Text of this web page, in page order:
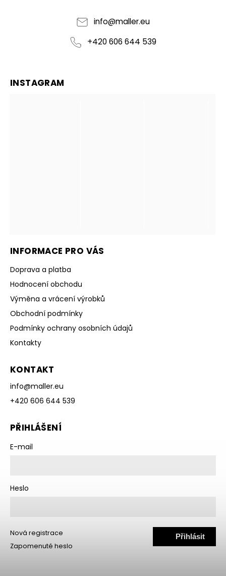
info@maller.eu
+420 606 644 539
INFORMACE PRO VÁS
Doprava a platba
Hodnocení obchodu
Výměna a vrácení výrobků
Obchodní podmínky
Podmínky ochrany osobních údajů
Kontakty
KONTAKT
info@maller.eu
+420 606 644 539
INSTAGRAM
PŘIHLÁŠENÍ
E-mail
Heslo
Přihlásit
Nová registrace
Zapomenuté heslo